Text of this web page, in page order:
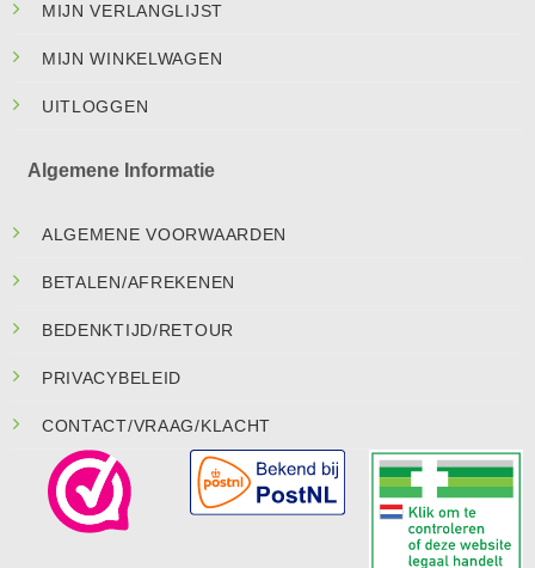
MIJN VERLANGLIJST
MIJN WINKELWAGEN
UITLOGGEN
Algemene Informatie
ALGEMENE VOORWAARDEN
BETALEN/AFREKENEN
BEDENKTIJD/RETOUR
PRIVACYBELEID
CONTACT/VRAAG/KLACHT